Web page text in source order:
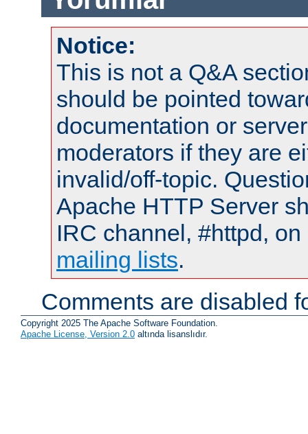
Notice:
This is not a Q&A
should be pointed
documentation or
moderators if they are
invalid/off-topic.
Apache HTTP Server
IRC channel, #httpd,
mailing lists.
Comments are disabled
Copyright 2025 The Apache Software Foundation.
Apache License, Version 2.0 altında lisanslıdır.